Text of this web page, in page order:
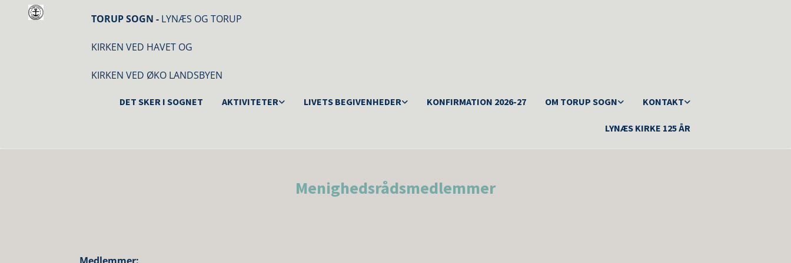
TORUP SOGN - LYNÆS OG TORUP
KIRKEN VED HAVET OG
KIRKEN VED ØKO LANDSBYEN
DET SKER I SOGNET AKTIVITETER LIVETS BEGIVENHEDER KONFIRMATION 2026-27 OM TORUP SOGN KONTAKT
LYNÆS KIRKE 125 ÅR
Menighedsrådsmedlemmer